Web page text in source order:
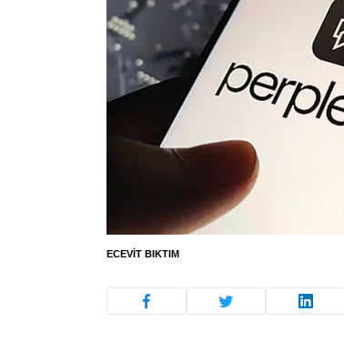
ECEVIT BIKTIM